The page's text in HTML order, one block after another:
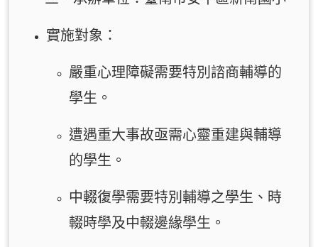
實施對象：
嚴重心理障礙需要特別諮商輔導的
學生。
遭遇重大事故亟需心靈重建與輔導
的學生。
中輟復學需要特別輔導之學生、時
輟時學及中輟邊緣學生。